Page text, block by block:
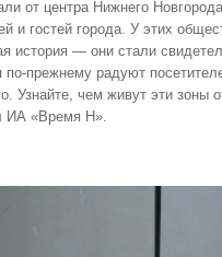
от центра Нижнего
и гостей города. У этих
история — они стали
по‑прежнему радуют
Узнайте, чем живут эти зоны
ИА «Время Н».